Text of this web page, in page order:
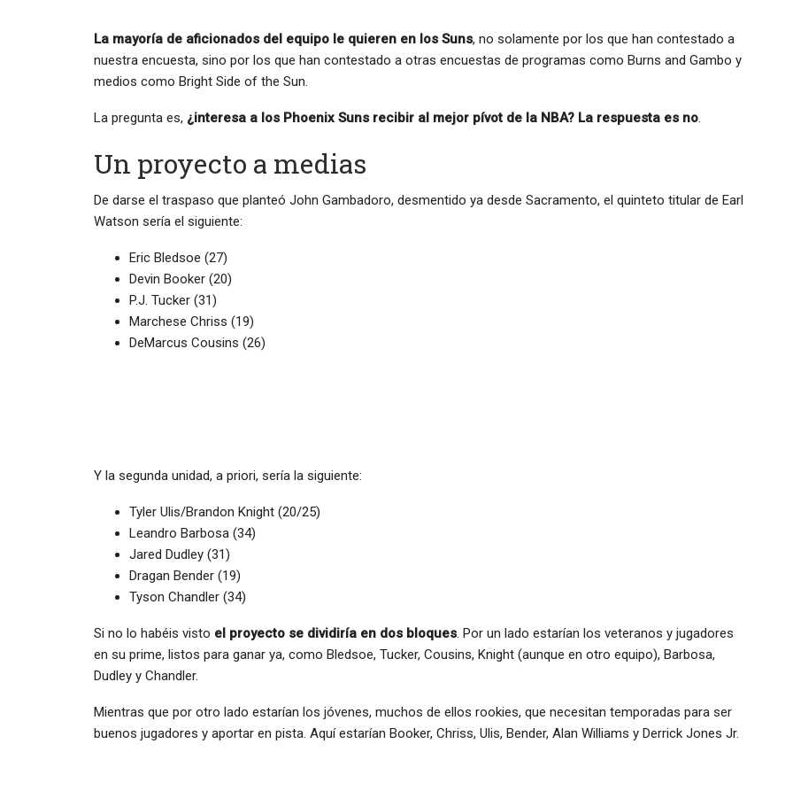
La mayoría de aficionados del equipo le quieren en los Suns, no solamente por los que han contestado a
nuestra encuesta, sino por los que han contestado a otras encuestas de programas como Burns and Gambo y
medios como Bright Side of the Sun.
La pregunta es, ¿interesa a los Phoenix Suns recibir al mejor pívot de la NBA? La respuesta es no.
Un proyecto a medias
De darse el traspaso que planteó John Gambadoro, desmentido ya desde Sacramento, el quinteto titular de Earl
Watson sería el siguiente:
Eric Bledsoe (27)
Devin Booker (20)
P.J. Tucker (31)
Marchese Chriss (19)
DeMarcus Cousins (26)
Y la segunda unidad, a priori, sería la siguiente:
Tyler Ulis/Brandon Knight (20/25)
Leandro Barbosa (34)
Jared Dudley (31)
Dragan Bender (19)
Tyson Chandler (34)
Si no lo habéis visto el proyecto se dividiría en dos bloques. Por un lado estarían los veteranos y jugadores
en su prime, listos para ganar ya, como Bledsoe, Tucker, Cousins, Knight (aunque en otro equipo), Barbosa,
Dudley y Chandler.
Mientras que por otro lado estarían los jóvenes, muchos de ellos rookies, que necesitan temporadas para ser
buenos jugadores y aportar en pista. Aquí estarían Booker, Chriss, Ulis, Bender, Alan Williams y Derrick Jones Jr.